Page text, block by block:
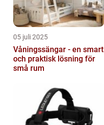
05 juli 2025
Våningssängar - en smart
och praktisk lösning för
små rum